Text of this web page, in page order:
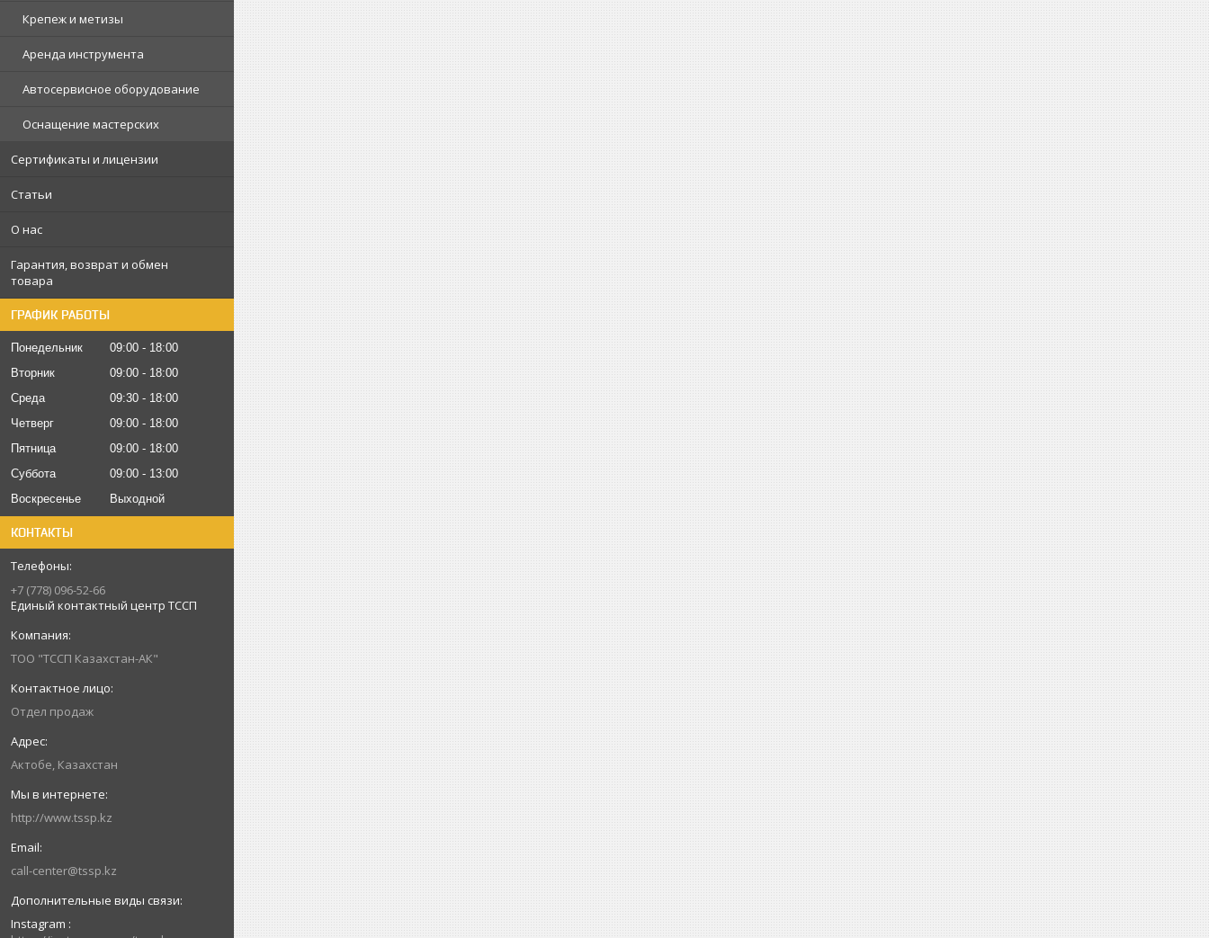
Крепеж и метизы
Аренда инструмента
Автосервисное оборудование
Оснащение мастерских
Сертификаты и лицензии
Статьи
О нас
Гарантия, возврат и обмен
товара
ГРАФИК РАБОТЫ
Понедельник 09:00
18:00
Вторник
09:00
18:00
Среда
09:30
18:00
Четверг
09:00
18:00
Пятница
09:00
18:00
Суббота
09:00
13:00
Воскресенье
Выходной
КОНТАКТЫ
+7 (778) 096-52-66
Единый контактный центр ТССП
ТОО "ТССП Казахстан-АК"
Отдел продаж
Актобе, Казахстан
http://www.tssp.kz
call-center@tssp.kz
Instagram